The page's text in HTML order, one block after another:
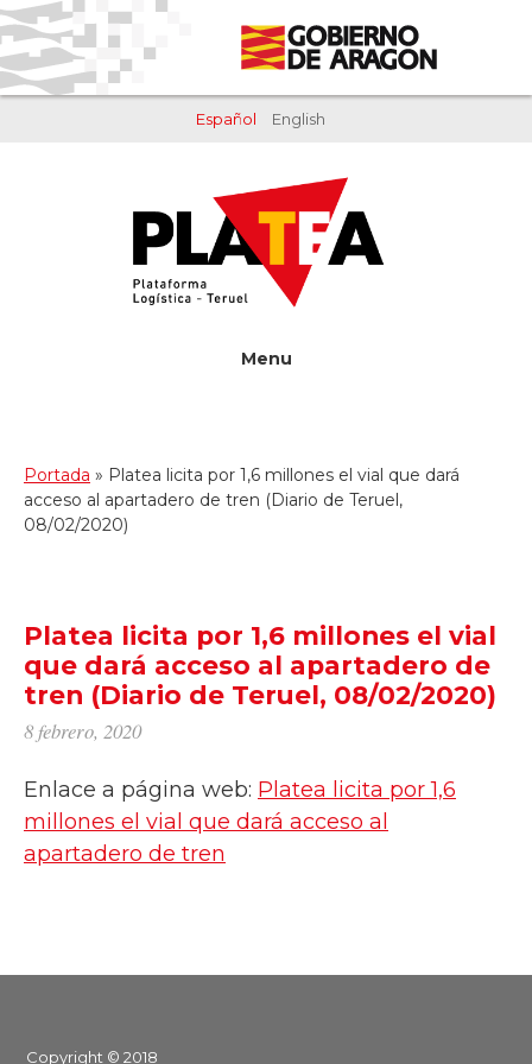
Saltar
al
contenido
Saltar
al
pie
Español English
Menu
Portada » Platea licita por 1,6 millones el vial que dará
acceso al apartadero de tren (Diario de Teruel,
08/02/2020)
Platea licita por 1,6 millones el vial
que dará acceso al apartadero de
tren (Diario de Teruel, 08/02/2020)
8 febrero, 2020
Enlace a página web: Platea licita por 1,6
millones el vial que dará acceso al
apartadero de tren
Copyright © 2018